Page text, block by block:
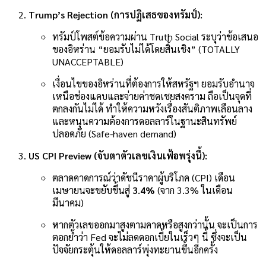
Trump’s Rejection (การปฏิเสธของทรัมป์):
ทรัมป์โพสต์ข้อความผ่าน Truth Social ระบุว่าข้อเสนอ
ของอิหร่าน “ยอมรับไม่ได้โดยสิ้นเชิง” (TOTALLY
UNACCEPTABLE)
เงื่อนไขของอิหร่านที่ต้องการให้สหรัฐฯ ยอมรับอำนาจ
เหนือช่องแคบและจ่ายค่าชดเชยสงคราม ถือเป็นจุดที่
ตกลงกันไม่ได้ ทำให้ความหวังเรื่องสันติภาพเลือนลาง
และหนุนความต้องการดอลลาร์ในฐานะสินทรัพย์
ปลอดภัย (Safe-haven demand)
US CPI Preview (จับตาตัวเลขเงินเฟ้อพรุ่งนี้):
ตลาดคาดการณ์ว่าดัชนีราคาผู้บริโภค (CPI) เดือน
เมษายนจะขยับขึ้นสู่ 3.4% (จาก 3.3% ในเดือน
มีนาคม)
หากตัวเลขออกมาสูงตามคาดหรือสูงกว่านั้น จะเป็นการ
ตอกย้ำว่า Fed จะไม่ลดดอกเบี้ยในเร็วๆ นี้ ซึ่งจะเป็น
ปัจจัยกระตุ้นให้ดอลลาร์พุ่งทะยานขึ้นอีกครั้ง